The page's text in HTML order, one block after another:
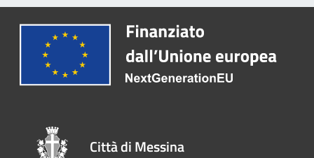
Città di Messina